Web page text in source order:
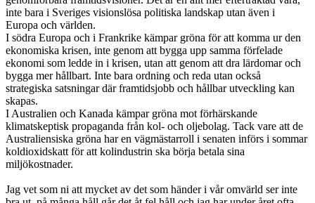
inte bara i Sveriges visionslösa politiska landskap utan även i
Europa och världen.
I södra Europa och i Frankrike kämpar gröna för att komma ur den
ekonomiska krisen, inte genom att bygga upp samma förfelade
ekonomi som ledde in i krisen, utan att genom att dra lärdomar och
bygga mer hållbart. Inte bara ordning och reda utan också
strategiska satsningar där framtidsjobb och hållbar utveckling kan
skapas.
I Australien och Kanada kämpar gröna mot förhärskande
klimatskeptisk propaganda från kol- och oljebolag. Tack vare att de
Australiensiska gröna har en vägmästarroll i senaten införs i sommar
koldioxidskatt för att kolindustrin ska börja betala sina
miljökostnader.
Jag vet som ni att mycket av det som händer i vår omvärld ser inte